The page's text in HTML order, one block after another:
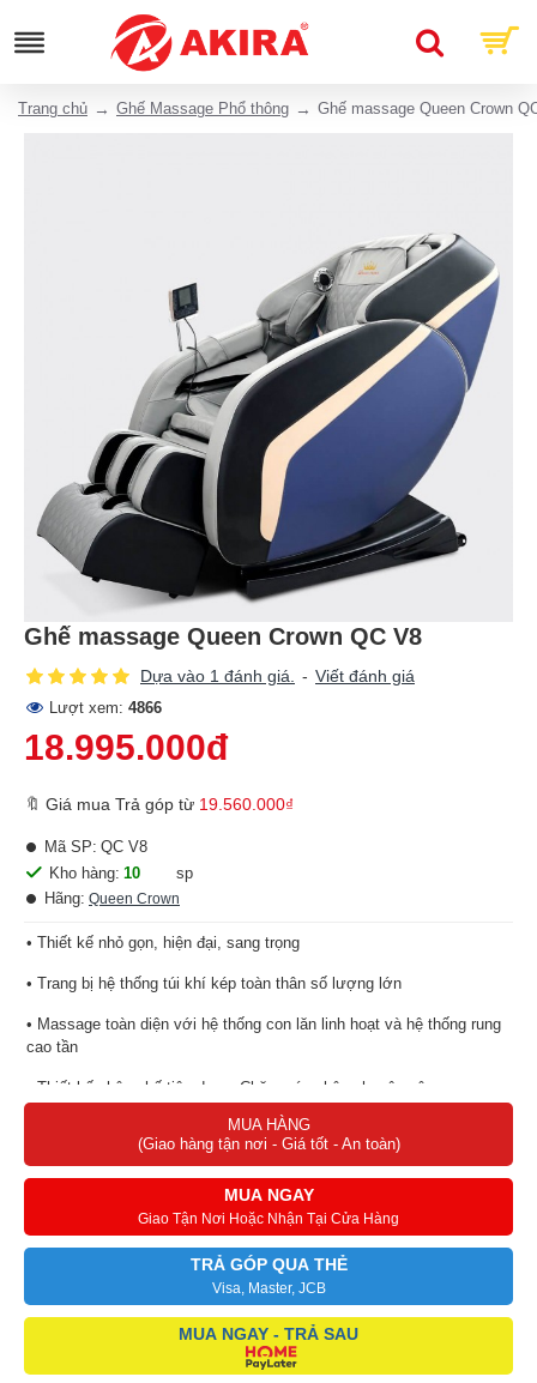
Trang chủ Ghế Massage Phổ thông Ghế massage Queen Crown
Ghế massage Queen Crown QC V8
Dựa vào 1 đánh giá. - Viết đánh giá
Lượt xem: 4866
18.995.000đ
🔖 Giá mua Trả góp từ 19.560.000₫
Kho hàng: 10
sp
Hãng: Queen Crown
Mã SP: QC V8
• Thiết kế nhỏ gọn, hiện đại, sang trọng
• Trang bị hệ thống túi khí kép toàn thân số lượng lớn
• Massage toàn diện với hệ thống con lăn linh hoạt và hệ thống rung
cao tần
• Thiết kế chân ghế tiện dụng, Chăm sóc chân chuyên sâu
• Bảng điều khiển cảm ứng tiếng Việt dễ dàng sử dụng
• Chế độ massage không trọng lực thư giãn bồng bềnh trên không
• Massage nhiệt hồng ngoại tác động sâu, hiệu quả
• Massage kết hợp thư giãn âm nhạc đỉnh cao
• Đa dạng bài tập cá nhân hóa người dùng
MUA HÀNG(Giao hàng tận nơi - Giá tốt - An toàn)
MUA HÀNG
(Giao hàng tận nơi - Giá tốt - An toàn)
MUA NGAY
Giao Tận Nơi Hoặc Nhận Tại Cửa Hàng
TRẢ GÓP QUA THẺ
Visa, Master, JCB
MUA NGAY - TRẢ SAU